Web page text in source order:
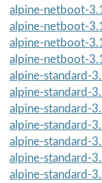
alpine-netboot-
alpine-netboot-
alpine-netboot-
alpine-netboot-
alpine-standard-
alpine-standard-
alpine-standard-
alpine-standard-
alpine-standard-
alpine-standard-
alpine-standard-